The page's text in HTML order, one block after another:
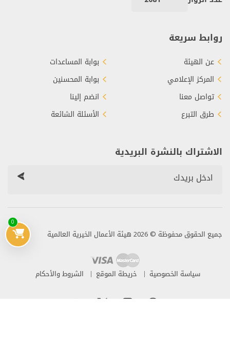
0
روابط سريعة
عن الهيئة
المركز الإعلامي
تواصل معنا
طرق التبرع
بوابة المساعدات
بوابة المحسنين
انضم إلينا
الأسئلة الشائعة
الاشتراك بالنشرة البريدية
جميع الحقوق محفوظة © 2026 هيئة الأعمال الخيرية العالمية
سياسة الخصوصية خريطة الموقع الشروط والأحكام